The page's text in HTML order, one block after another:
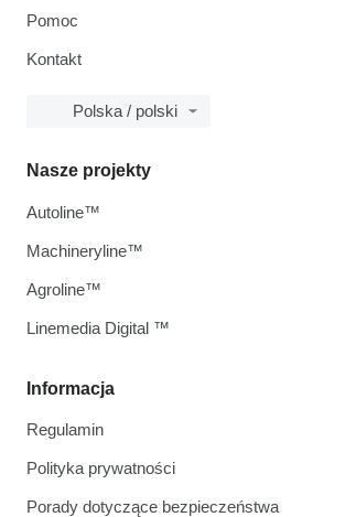
Pomoc
Kontakt
Polska / polski
Informacja
Regulamin
Polityka prywatności
Porady dotyczące bezpieczeństwa
Nasze projekty
Autoline™
Machineryline™
Agroline™
Linemedia Digital ™